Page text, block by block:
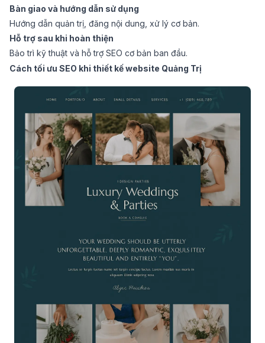
Bàn giao và hướng dẫn sử dụng
Hướng dẫn quản trị, đăng nội dung, xử lý cơ bản.
Hỗ trợ sau khi hoàn thiện
Bảo trì kỹ thuật và hỗ trợ SEO cơ bản ban đầu.
Cách tối ưu SEO khi thiết kế website Quảng Trị